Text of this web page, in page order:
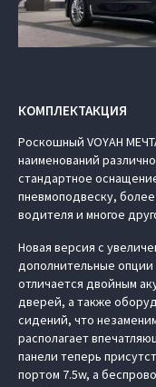
КОМПЛЕКТАКЦИЯ
Роскошный VOYAH
наименований
стандартное
пневмоподвеску,
водителя и многое
Новая версия с
дополнительные
отличается двойным
дверей, а также
сидений, что
располагает
панели теперь
портом 7.5w, а